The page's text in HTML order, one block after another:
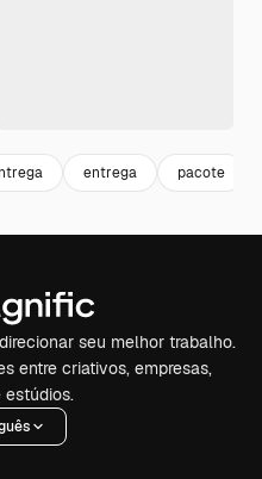
entrega pacote
seu melhor trabalho.
entre criativos, empresas,
estúdios.